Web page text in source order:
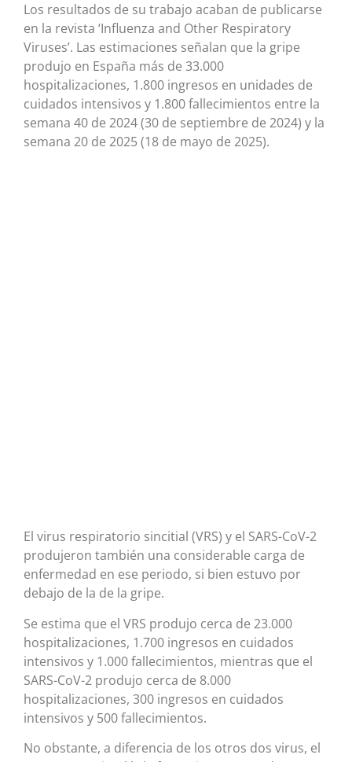
Los resultados de su trabajo acaban de publicarse
en la revista ‘Influenza and Other Respiratory
Viruses’. Las estimaciones señalan que la gripe
produjo en España más de 33.000
hospitalizaciones, 1.800 ingresos en unidades de
cuidados intensivos y 1.800 fallecimientos entre la
semana 40 de 2024 (30 de septiembre de 2024) y la
semana 20 de 2025 (18 de mayo de 2025).
El virus respiratorio sincitial (VRS) y el SARS-CoV-2
produjeron también una considerable carga de
enfermedad en ese periodo, si bien estuvo por
debajo de la de la gripe.
Se estima que el VRS produjo cerca de 23.000
hospitalizaciones, 1.700 ingresos en cuidados
intensivos y 1.000 fallecimientos, mientras que el
SARS-CoV-2 produjo cerca de 8.000
hospitalizaciones, 300 ingresos en cuidados
intensivos y 500 fallecimientos.
No obstante, a diferencia de los otros dos virus, el